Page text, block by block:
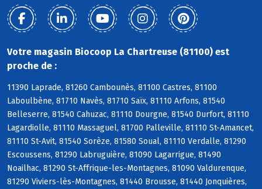
Votre magasin Biocoop La Chartreuse (81100) est
proche de :
11390 Laprade, 81260 Cambounès, 81100 Castres, 81100
Laboulbène, 81710 Navès, 81710 Saïx, 81110 Arfons, 81540
Belleserre, 81540 Cahuzac, 81110 Dourgne, 81540 Durfort, 81110
Lagardiolle, 81110 Massaguel, 81700 Palleville, 81110 St-Amancet,
81110 St-Avit, 81540 Sorèze, 81580 Soual, 81110 Verdalle, 81290
Escoussens, 81290 Labruguière, 81090 Lagarrigue, 81490
Noailhac, 81290 St-Affrique-les-Montagnes, 81090 Valdurenque,
81290 Viviers-lès-Montagnes, 81440 Brousse, 81440 Jonquières,